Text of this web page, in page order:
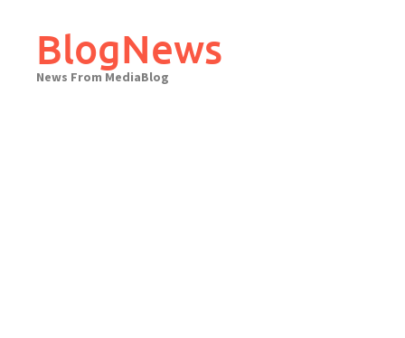
contentBlogNews
News From MediaBlog